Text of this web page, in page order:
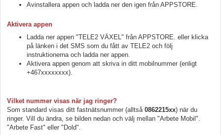
Avinstallera appen och ladda ner den igen från APPSTORE.
Aktivera appen
Ladda ner appen "TELE2 VÄXEL" från APPSTORE. eller klicka
på länken i det SMS som du fått av TELE2 och följ
instruktionerna och ladda ner appen.
Aktivera appen genom att skriva in ditt mobilnummer (enligt
+467xxxxxxxx).
Vilket nummer visas när jag ringer?
Som standard visas ditt fastnätsnummer (alltså 0862215xx) när du
ringer. Vill du ändra, se bilden nedan och välj mellan "Arbete Mobil".
"Arbete Fast" eller "Dold".